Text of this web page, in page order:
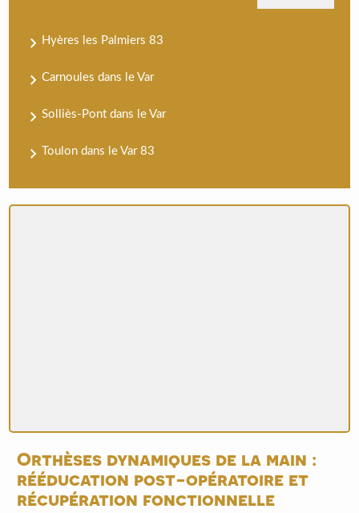
Hyères les Palmiers 83
Carnoules dans le Var
Solliès-Pont dans le Var
Toulon dans le Var 83
Orthèses dynamiques de la main :
rééducation post-opératoire et
récupération fonctionnelle